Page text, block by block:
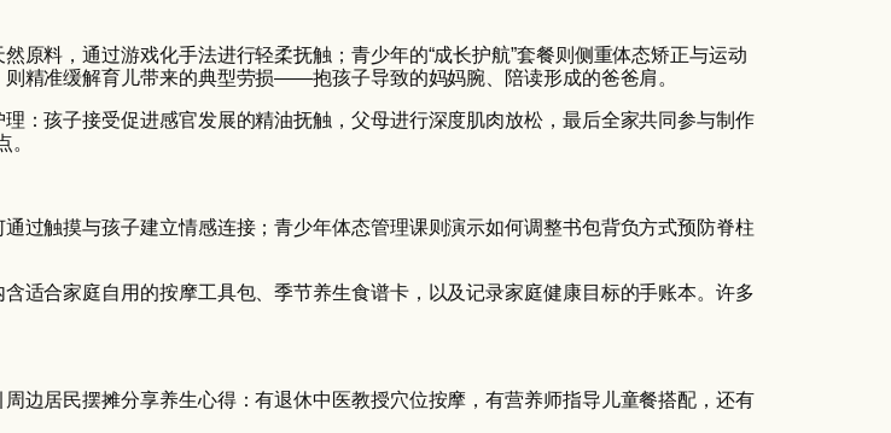
原料，通过游戏化手法进行轻柔抚触；青少年的“成长护航”套餐则侧重体态矫正与运动
精准缓解育儿带来的典型劳损——抱孩子导致的妈妈腕、陪读形成的爸爸肩。
：孩子接受促进感官发展的精油抚触，父母进行深度肌肉放松，最后全家共同参与制作
过触摸与孩子建立情感连接；青少年体态管理课则演示如何调整书包背负方式预防脊柱
适合家庭自用的按摩工具包、季节养生食谱卡，以及记录家庭健康目标的手账本。许多
边居民摆摊分享养生心得：有退休中医教授穴位按摩，有营养师指导儿童餐搭配，还有